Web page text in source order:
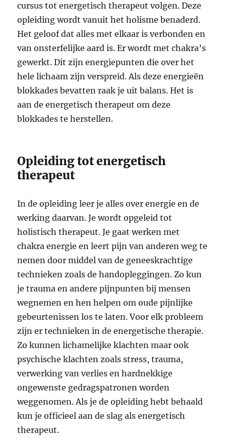
cursus tot energetisch therapeut volgen. Deze
opleiding wordt vanuit het holisme benaderd.
Het geloof dat alles met elkaar is verbonden en
van onsterfelijke aard is. Er wordt met chakra’s
gewerkt. Dit zijn energiepunten die over het
hele lichaam zijn verspreid. Als deze energieën
blokkades bevatten raak je uit balans. Het is
aan de energetisch therapeut om deze
blokkades te herstellen.
Opleiding tot energetisch
therapeut
In de opleiding leer je alles over energie en de
werking daarvan. Je wordt opgeleid tot
holistisch therapeut. Je gaat werken met
chakra energie en leert pijn van anderen weg te
nemen door middel van de geneeskrachtige
technieken zoals de handopleggingen. Zo kun
je trauma en andere pijnpunten bij mensen
wegnemen en hen helpen om oude pijnlijke
gebeurtenissen los te laten. Voor elk probleem
zijn er technieken in de energetische therapie.
Zo kunnen lichamelijke klachten maar ook
psychische klachten zoals stress, trauma,
verwerking van verlies en hardnekkige
ongewenste gedragspatronen worden
weggenomen. Als je de opleiding hebt behaald
kun je officieel aan de slag als energetisch
therapeut.